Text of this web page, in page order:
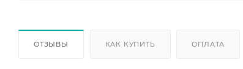
ОТЗЫВЫ КАК КУПИТЬ ОПЛАТА